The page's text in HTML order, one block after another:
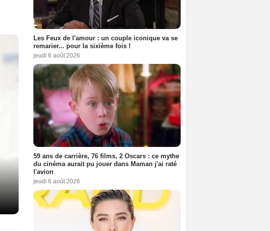
Les Feux de l'amour : un couple iconique va se
remarier... pour la sixième fois !
jeudi 6 août 2026
59 ans de carrière, 76 films, 2 Oscars : ce mythe
du cinéma aurait pu jouer dans Maman j'ai raté
l'avion
jeudi 6 août 2026